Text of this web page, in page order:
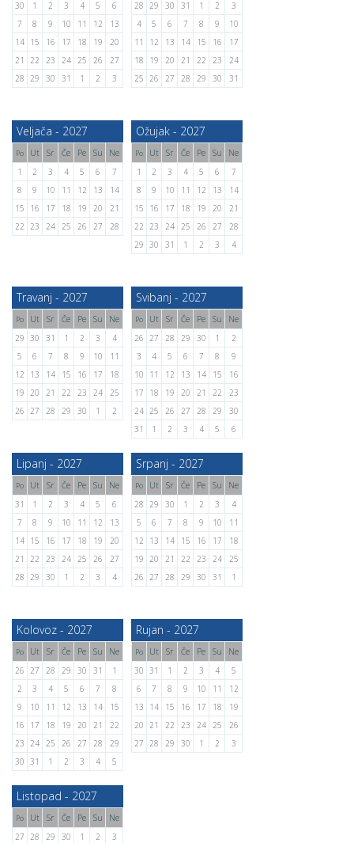
30 1 2 3 4 5
6
7
8 9 10 11 12
13
14 15 16 17 18 19
20
21
22 23 24 25 26
27
28
29 30 31 1 2 3
28 29 30 31 1 2
3
4
5 6 7 8 9
10
11
12 13 14 15 16
17
18
19 20 21 22 23
24
25
26 27 28 29 30 31
Veljača - 2027
Po Ut Sr Če Pe Su
Ne
1
2 3 4 5 6
7
8
9 10 11 12 13
14
15
16 17 18 19 20
21
22
23 24 25 26 27 28
Ožujak - 2027
Po Ut Sr Če Pe Su
Ne
1
2 3 4 5 6
7
8
9 10 11 12 13
14
15
16 17 18 19 20
21
22
23 24 25 26 27
28
29 30 31 1 2 3 4
Travanj - 2027
Po Ut Sr Če Pe Su
Ne
29 30 31 1 2 3
4
5
6 7 8 9 10
11
12
13 14 15 16 17
18
19
20 21 22 23 24
25
26
27 28 29 30 1 2
Svibanj - 2027
Po Ut Sr Če Pe Su
Ne
26
27 28 29 30 1
2
3
4 5 6 7 8
9
10
11 12 13 14 15
16
17
18 19 20 21 22
23
24 25 26 27 28 29
30
31
1 2 3 4 5 6
Lipanj - 2027
Po Ut Sr Če Pe Su
Ne
31
1 2 3 4 5
6
7
8 9 10 11 12
13
14 15 16 17 18 19
20
21
22 23 24 25 26
27
28
29 30 1 2 3 4
Srpanj - 2027
Po Ut Sr Če Pe Su
Ne
28
29 30 1 2 3
4
5
6 7 8 9 10
11
12
13 14 15 16 17
18
19
20 21 22 23 24
25
26
27 28 29 30 31 1
Kolovoz - 2027
Po Ut Sr Če Pe Su
Ne
26
27 28 29 30 31
1
2
3 4 5 6 7
8
9
10 11 12 13 14
15
16
17 18 19 20 21
22
23
24 25 26 27 28
29
30 31 1 2 3 4 5
Rujan - 2027
Po Ut Sr Če Pe Su
Ne
30 31 1 2 3 4
5
6
7 8 9 10 11
12
13
14 15 16 17 18
19
20
21 22 23 24 25
26
27
28 29 30 1 2 3
Listopad - 2027
Po Ut Sr Če Pe Su
Ne
27
28 29 30 1 2
3